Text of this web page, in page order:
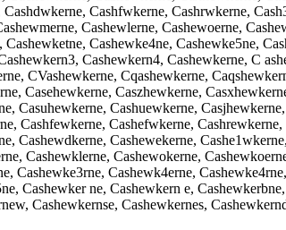
Cashfwkerne, Cashrwkerne,
Cashewlerne, Cashewoerne,
Cashewke4ne, Cashewke5ne,
Cashewkern4, Cashewkerne, C
CVashewkerne, Cqashewkerne,
Casehewkerne, Caszhewkerne,
Casuhewkerne, Cashuewkerne,
Cashfewkerne, Cashefwkerne,
Cashewdkerne, Cashewekerne,
Cashewklerne, Cashewokerne,
Cashewke3rne, Cashewk4erne,
Cashewker ne, Cashewkern e,
Cashewkernse, Cashewkernes,